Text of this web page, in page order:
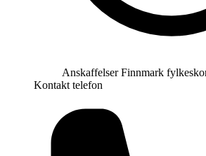
Anskaffelser Finnmark
Kontakt telefon